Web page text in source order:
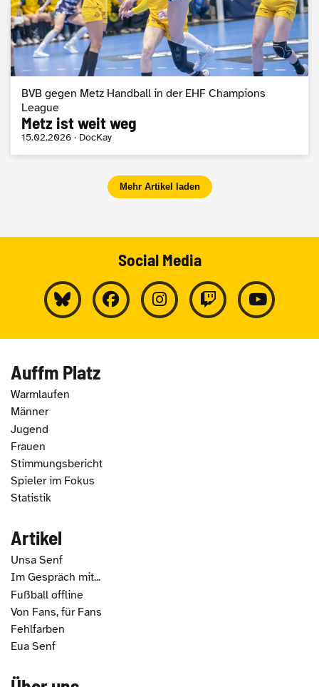
BVB gegen Metz Handball in der EHF Champions
League
Metz ist weit weg
15.02.2026 · DocKay
Mehr Artikel laden
Social Media
Auffm Platz
Warmlaufen
Männer
Jugend
Frauen
Stimmungsbericht
Spieler im Fokus
Statistik
Artikel
Unsa Senf
Im Gespräch mit...
Fußball offline
Von Fans, für Fans
Fehlfarben
Eua Senf